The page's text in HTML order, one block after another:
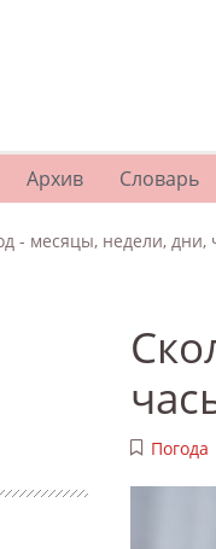
Архив Словарь
- месяцы, недели, дни,
Погода